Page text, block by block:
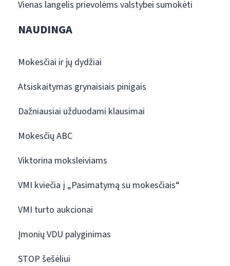
Vienas langelis prievolėms valstybei sumokėti
NAUDINGA
Mokesčiai ir jų dydžiai
Atsiskaitymas grynaisiais pinigais
Dažniausiai užduodami klausimai
Mokesčių ABC
Viktorina moksleiviams
VMI kviečia į „Pasimatymą su mokesčiais“
VMI turto aukcionai
Įmonių VDU palyginimas
STOP šešėliui